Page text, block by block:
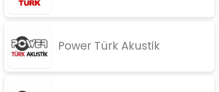
Power Türk Akustik